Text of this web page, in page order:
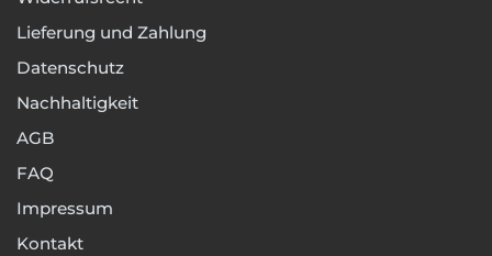
Lieferung und Zahlung
Datenschutz
Nachhaltigkeit
AGB
FAQ
Impressum
Kontakt